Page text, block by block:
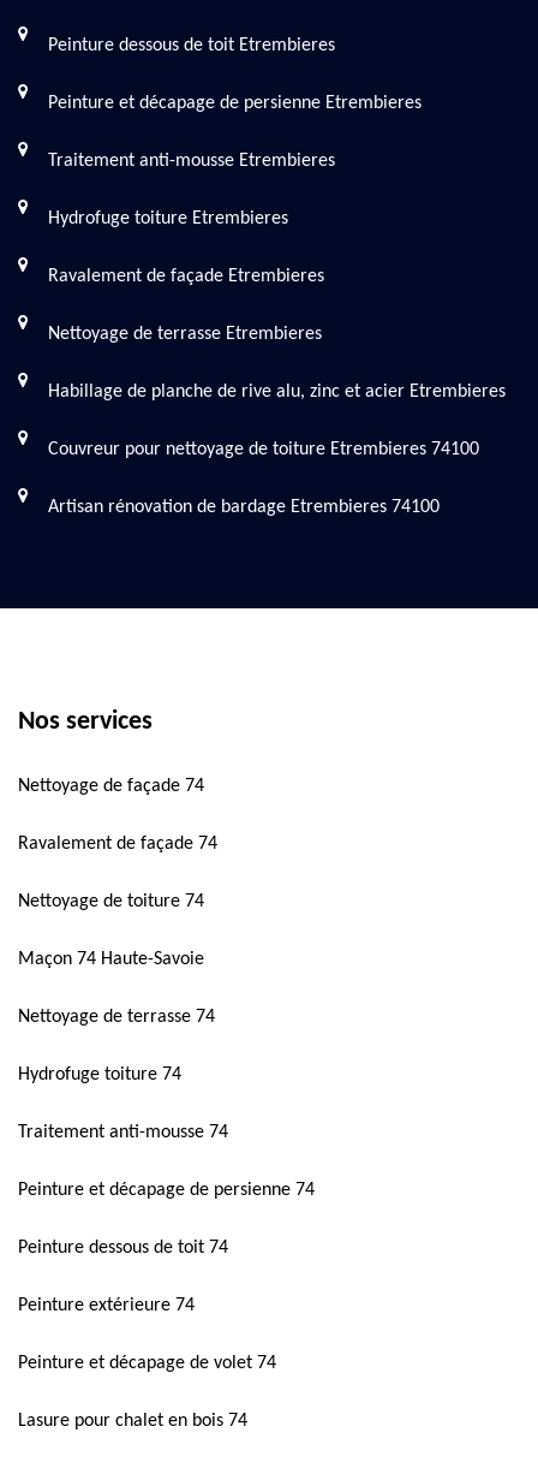
Peinture dessous de toit Etrembieres
Peinture et décapage de persienne Etrembieres
Traitement anti-mousse Etrembieres
Hydrofuge toiture Etrembieres
Ravalement de façade Etrembieres
Nettoyage de terrasse Etrembieres
Habillage de planche de rive alu, zinc et acier Etrembieres
Couvreur pour nettoyage de toiture Etrembieres 74100
Artisan rénovation de bardage Etrembieres 74100
Nos services
Nettoyage de façade 74
Ravalement de façade 74
Nettoyage de toiture 74
Maçon 74 Haute-Savoie
Nettoyage de terrasse 74
Hydrofuge toiture 74
Traitement anti-mousse 74
Peinture et décapage de persienne 74
Peinture dessous de toit 74
Peinture extérieure 74
Peinture et décapage de volet 74
Lasure pour chalet en bois 74